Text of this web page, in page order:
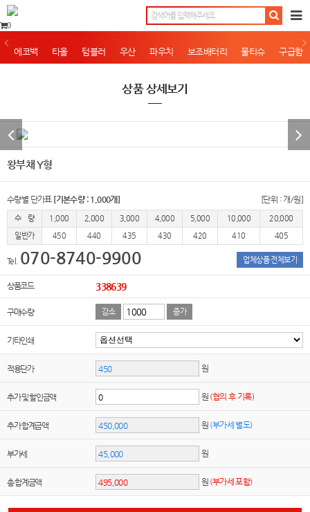
0
에코백 타올 텀블러 우산 파우치 보조배터리 물티슈 구급함
상품 상세보기
왕부채 Y형
수량별 단가표 [기본수량 : 1,000개] [단위 : 개/원]
수 량 1,000 2,000 3,000 4,000 5,000 10,000
20,000
일반가
450 440 435 430 420 410 405
Tel. 070-8740-9900 업체상품 전체보기
상품코드 338639
구매수량 감소 증가
기타인쇄
적용단가 원
추가 및 할인금액 원 (협의 후 기록)
추가 합계금액 원 (부가세 별도)
부가세 원
총 합계금액 원 (부가세 포함)